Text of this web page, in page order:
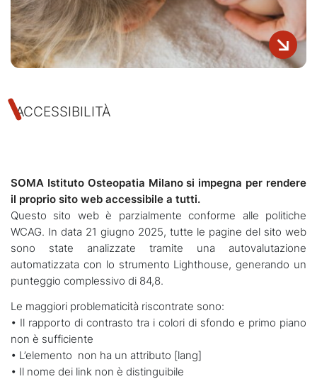
ACCESSIBILITÀ
SOMA Istituto Osteopatia Milano si impegna per rendere
il proprio sito web accessibile a tutti.
Questo sito web è parzialmente conforme alle politiche
WCAG. In data 21 giugno 2025, tutte le pagine del sito web
sono state analizzate tramite una autovalutazione
automatizzata con lo strumento Lighthouse, generando un
punteggio complessivo di 84,8.
Le maggiori problematicità riscontrate sono:
• Il rapporto di contrasto tra i colori di sfondo e primo piano
non è sufficiente
• L’elemento non ha un attributo [lang]
• Il nome dei link non è distinguibile